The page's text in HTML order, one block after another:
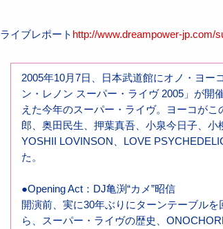
ライブレポート http://www.dreampower-jp.com/
2005年10月7日、日本武道館にオノ・ヨー
ン・レノン スーパー・ライヴ 2005」が開
えた今年のスーパー・ライヴ。ヨーコが
郎、奥田民生、押葉真吾、小泉今日子、小
YOSHII LOVINSON、LOVE
た。
●Opening Act：DJ亀渕“カメ”昭信
開演前、実に30年ぶりにターンテーブル
ら、スーパー・ライヴの歴史、